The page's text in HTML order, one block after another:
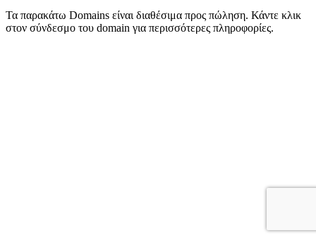
Τα παρακάτω Domains είναι διαθέσιμα προς πώληση. Κάντε κλικ
στον σύνδεσμο του domain για περισσότερες πληροφορίες.